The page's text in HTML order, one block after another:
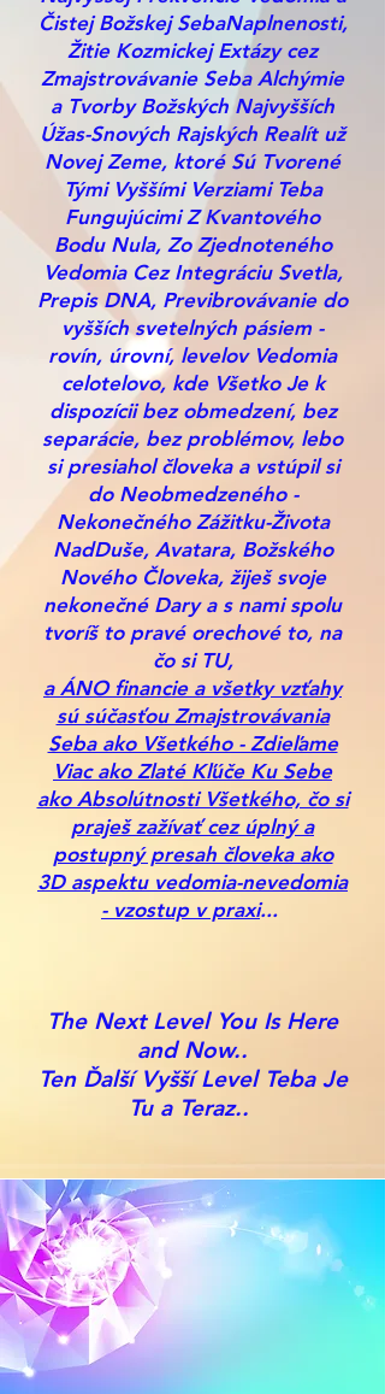
Čistej Božskej SebaNaplnenosti,
Žitie Kozmickej Extázy cez
Zmajstrovávanie Seba Alchýmie
a Tvorby Božských Najvyšších
Úžas-Snových Rajských Realít už
Novej Zeme, ktoré Sú Tvorené
Tými Vyššími Verziami Teba
Fungujúcimi Z Kvantového
Bodu Nula, Zo Zjednoteného
Vedomia Cez Integráciu Svetla,
Prepis DNA, Previbrovávanie do
vyšších svetelných pásiem -
rovín, úrovní, levelov Vedomia
celotelovo, kde Všetko Je k
dispozícii bez obmedzení, bez
separácie, bez problémov, lebo
si presiahol človeka a vstúpil si
do Neobmedzeného -
Nekonečného Zážitku-Života
NadDuše, Avatara, Božského
Nového Človeka, žiješ svoje
nekonečné Dary a s nami spolu
tvoríš to pravé orechové to, na
čo si TU,
a ÁNO financie a všetky vzťahy
sú súčasťou Zmajstrovávania
Seba ako Všetkého - Zdieľame
Viac ako Zlaté Kľúče Ku Sebe
ako Absolútnosti Všetkého, čo si
praješ zažívať cez úplný a
postupný presah človeka ako
3D aspektu vedomia-nevedomia
- vzostup v praxi...
The Next Level You Is Here
and Now..
Ten Ďalší Vyšší Level Teba Je
Tu a Teraz..